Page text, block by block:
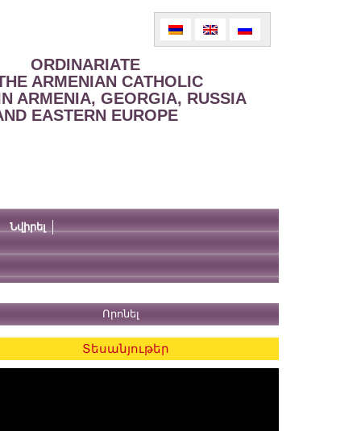
ORDINARIATE
ARMENIAN CATHOLIC
ARMENIA, GEORGIA, RUSSIA
EASTERN EUROPE
Նվիրել
Տեսանյութեր